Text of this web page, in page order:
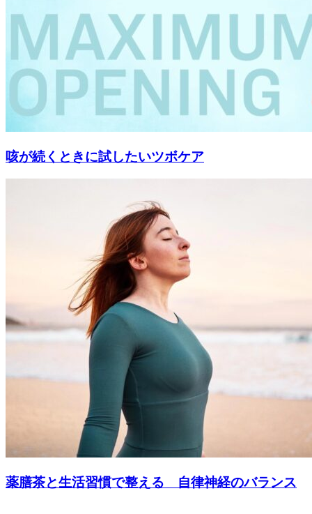
咳が続くときに試したいツボケア
薬膳茶と生活習慣で整える 自律神経のバランス